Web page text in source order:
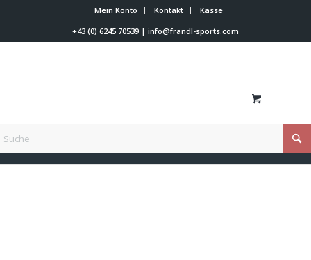
Mein Konto Kontakt
Kasse
+43 (0) 6245 70539| info@frandl-sports.com
Du bist hier: